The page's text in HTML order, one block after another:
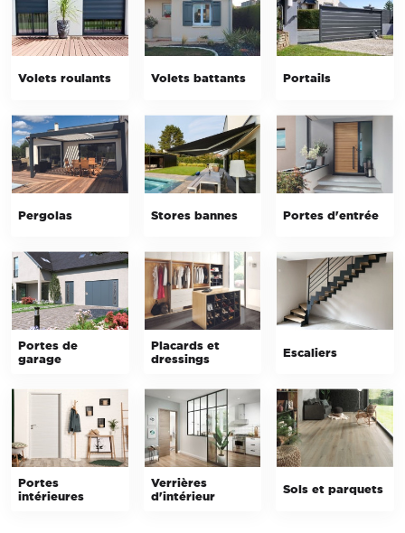
Volets roulants Volets battants Portails
Pergolas Stores bannes Portes d'entrée
Portes de
garage
Placards et
dressings
Escaliers
Portes
intérieures
Verrières
d'intérieur
Sols et parquets